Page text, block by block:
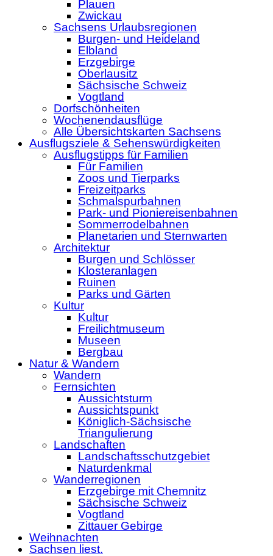
Plauen
Zwickau
Sachsens Urlaubsregionen
Burgen- und Heideland
Elbland
Erzgebirge
Oberlausitz
Sächsische Schweiz
Vogtland
Dorfschönheiten
Wochenendausflüge
Alle Übersichtskarten Sachsens
Ausflugsziele & Sehenswürdigkeiten
Ausflugstipps für Familien
Für Familien
Zoos und Tierparks
Freizeitparks
Schmalspurbahnen
Park- und Pioniereisenbahnen
Sommerrodelbahnen
Planetarien und Sternwarten
Architektur
Burgen und Schlösser
Klosteranlagen
Ruinen
Parks und Gärten
Kultur
Kultur
Freilichtmuseum
Museen
Bergbau
Natur & Wandern
Wandern
Fernsichten
Aussichtsturm
Aussichtspunkt
Königlich-Sächsische
Triangulierung
Landschaften
Landschaftsschutzgebiet
Naturdenkmal
Wanderregionen
Erzgebirge mit Chemnitz
Sächsische Schweiz
Vogtland
Zittauer Gebirge
Weihnachten
Sachsen liest.